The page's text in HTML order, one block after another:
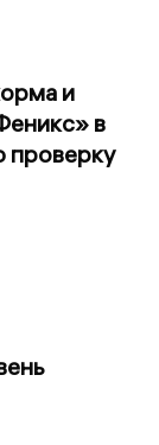
и
в
проверку